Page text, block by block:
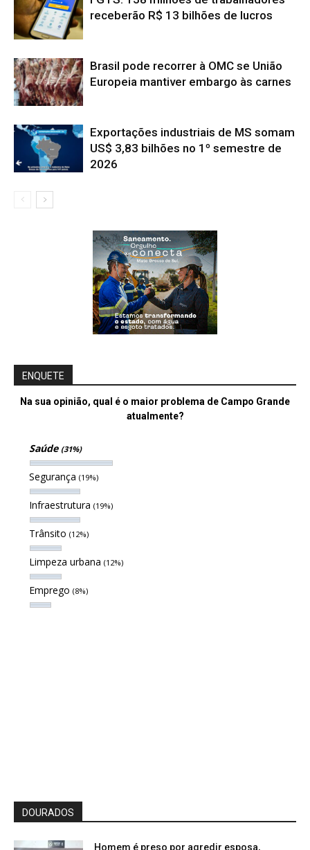
receberão R$ 13 bilhões de lucros
Brasil pode recorrer à OMC se União
Europeia mantiver embargo às carnes
Exportações industriais de MS somam
US$ 3,83 bilhões no 1º semestre de
2026
ENQUETE
Na sua opinião, qual é o maior problema de Campo Grande
atualmente?
Saúde (31%)
Segurança (19%)
Infraestrutura (19%)
Trânsito (12%)
Limpeza urbana (12%)
Emprego (8%)
DOURADOS
Homem é preso por agredir esposa,